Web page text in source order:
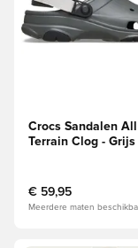
Crocs Sandalen All
Terrain Clog - Grijs
€ 59,95
Meerdere maten